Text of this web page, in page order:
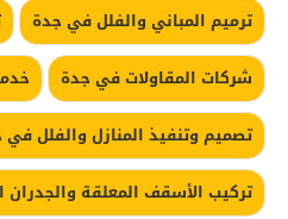
ترميم المباني والفلل في جدة
شركات المقاولات في جدة
تصميم وتنفيذ المنازل والفلل
تركيب الأسقف المعلقة